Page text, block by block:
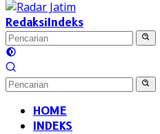
RedaksiIndeks
HOME
INDEKS